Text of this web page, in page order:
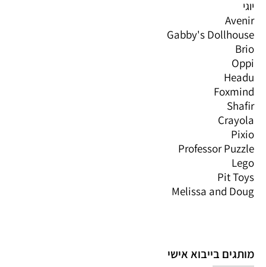
יוגי
Avenir
Gabby's Dollhouse
Brio
Oppi
Headu
Foxmind
Shafir
Crayola
Pixio
Professor Puzzle
Lego
Pit Toys
Melissa and Doug
מותגים בייבוא אישי